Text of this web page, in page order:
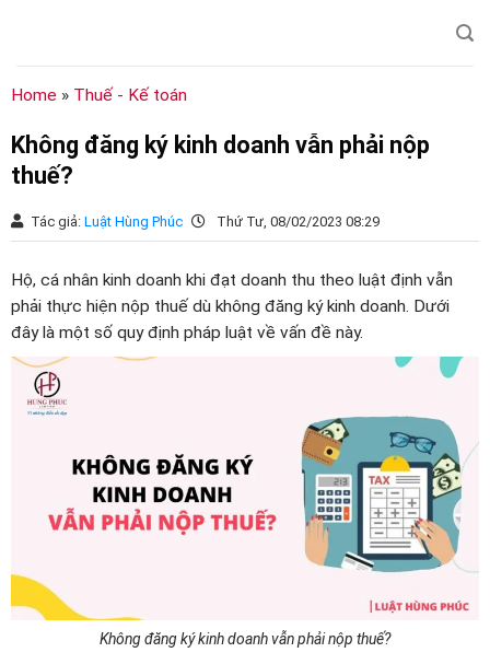
dung
Home » Thuế - Kế toán
Không đăng ký kinh doanh vẫn phải nộp
thuế?
Tác giả: Luật Hùng Phúc Thứ Tư, 08/02/2023 08:29
Hộ, cá nhân kinh doanh khi đạt doanh thu theo luật định vẫn
phải thực hiện nộp thuế dù không đăng ký kinh doanh. Dưới
đây là một số quy định pháp luật về vấn đề này.
Không đăng ký kinh doanh vẫn phải nộp thuế?